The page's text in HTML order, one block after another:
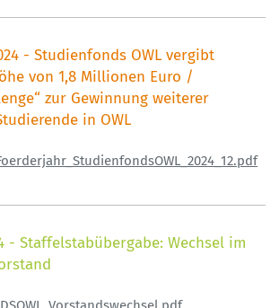
- Studienfonds OWL vergibt
von 1,8 Millionen Euro /
zur Gewinnung weiterer
in OWL
- Staffelstabübergabe: Wechsel im